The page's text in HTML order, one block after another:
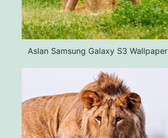
Aslan Samsung Galaxy S3 Wallpaper